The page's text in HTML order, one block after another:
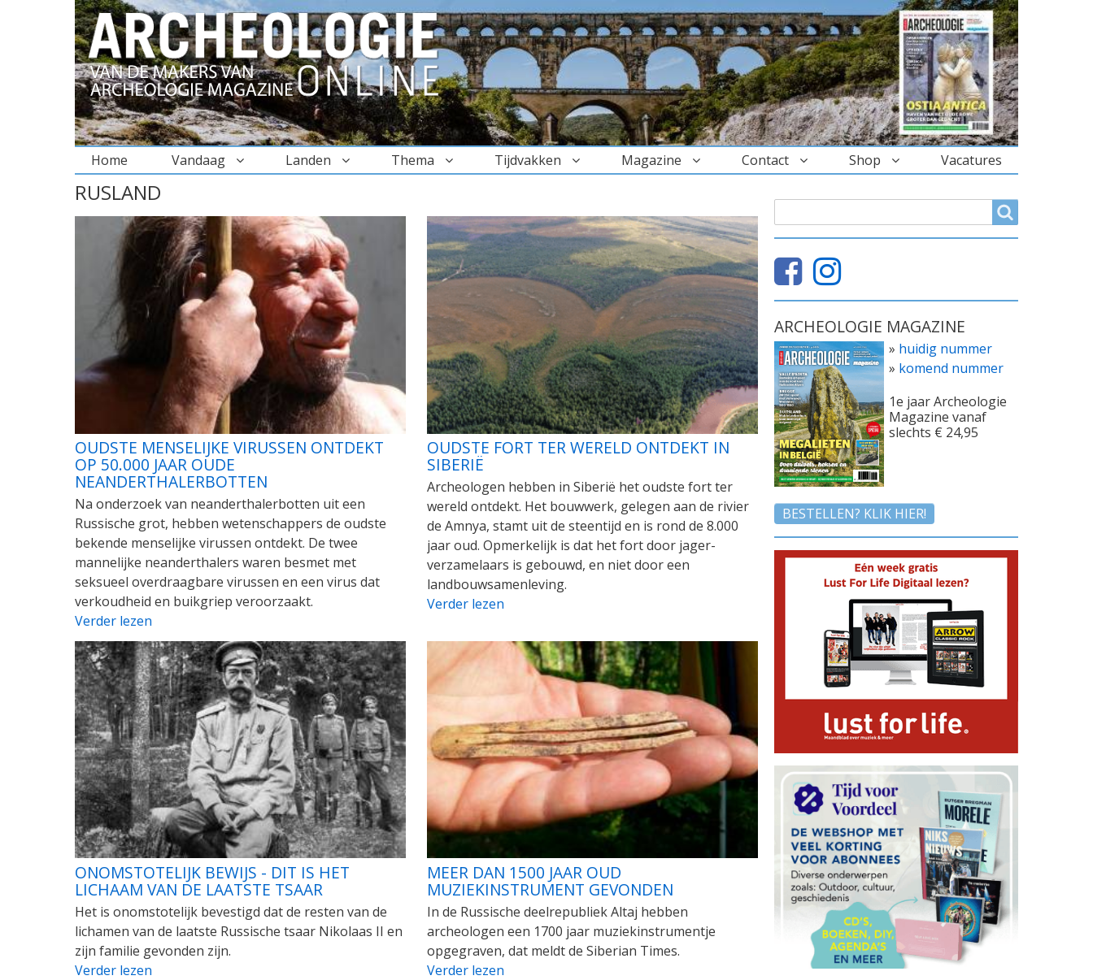
Home Vandaag Landen Thema Tijdvakken Magazine Contact Shop Vacatures
BREADCRUMBS
RUSLAND
OUDSTE MENSELIJKE VIRUSSEN ONTDEKT
OP 50.000 JAAR OUDE
NEANDERTHALERBOTTEN
Na onderzoek van neanderthalerbotten uit een
Russische grot, hebben wetenschappers de oudste
bekende menselijke virussen ontdekt. De twee
mannelijke neanderthalers waren besmet met
seksueel overdraagbare virussen en een virus dat
verkoudheid en buikgriep veroorzaakt.
Verder lezen
OUDSTE FORT TER WERELD ONTDEKT IN
SIBERIË
Archeologen hebben in Siberië het oudste fort ter
wereld ontdekt. Het bouwwerk, gelegen aan de rivier
de Amnya, stamt uit de steentijd en is rond de 8.000
jaar oud. Opmerkelijk is dat het fort door jager-
verzamelaars is gebouwd, en niet door een
landbouwsamenleving.
Verder lezen
ONOMSTOTELIJK BEWIJS - DIT IS HET
LICHAAM VAN DE LAATSTE TSAAR
Het is onomstotelijk bevestigd dat de resten van de
lichamen van de laatste Russische tsaar Nikolaas II en
zijn familie gevonden zijn.
Verder lezen
MEER DAN 1500 JAAR OUD
MUZIEKINSTRUMENT GEVONDEN
In de Russische deelrepubliek Altaj hebben
archeologen een 1700 jaar muziekinstrumentje
opgegraven, dat meldt de Siberian Times.
Verder lezen
ARCHEOLOGIE MAGAZINE
» huidig nummer
» komend nummer
1e jaar Archeologie
Magazine vanaf
slechts € 24,95
BESTELLEN? KLIK HIER!